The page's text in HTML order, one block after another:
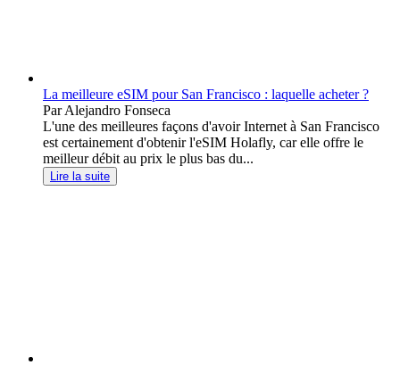
La meilleure eSIM pour San Francisco : laquelle acheter ?
Par Alejandro Fonseca
L'une des meilleures façons d'avoir Internet à San Francisco
est certainement d'obtenir l'eSIM Holafly, car elle offre le
meilleur débit au prix le plus bas du...
Lire la suite